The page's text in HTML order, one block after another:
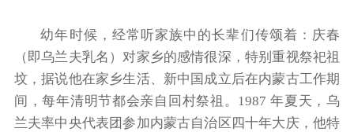
幼年时候，经常听家族中的长辈们传颂着：庆春
（即乌兰夫乳名）对家乡的感情很深，特别重视祭祀祖
坟，据说他在家乡生活、新中国成立后在内蒙古工作期
间，每年清明节都会亲自回村祭祖。1987 年夏天，乌
兰夫率中央代表团参加内蒙古自治区四十年大庆，他特